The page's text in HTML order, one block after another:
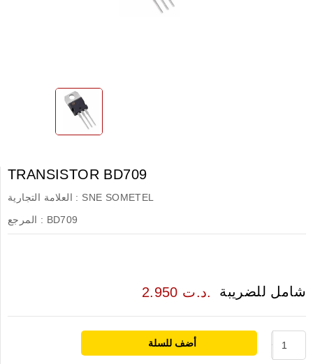
TRANSISTOR BD709
العلامة التجارية : SNE SOMETEL
المرجع : BD709
2.950 د.ت. شامل للضريبة
أضف للسلة